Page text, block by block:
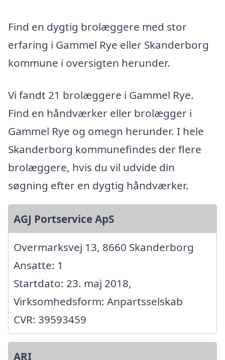
Find en dygtig brolæggere med stor
erfaring i Gammel Rye eller Skanderborg
kommune i oversigten herunder.
Vi fandt 21 brolæggere i Gammel Rye.
Find en håndværker eller brolægger i
Gammel Rye og omegn herunder. I hele
Skanderborg kommunefindes der flere
brolæggere, hvis du vil udvide din
søgning efter en dygtig håndværker.
AGJ Portservice ApS
Overmarksvej 13, 8660 Skanderborg
Ansatte: 1
Startdato: 23. maj 2018,
Virksomhedsform: Anpartsselskab
CVR: 39593459
ARI